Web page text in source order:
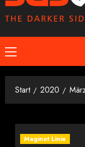
Primäres
Menü
Start 2020
Maginot Linie